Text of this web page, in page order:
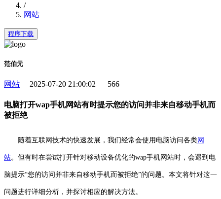
/
网站
程序下载
范伯元
网站 2025-07-20 21:00:02 566
电脑打开wap手机网站有时提示您的访问并非来自移动手机而
被拒绝
随着互联网技术的快速发展，我们经常会使用电脑访问各类网
站。但有时在尝试打开针对移动设备优化的wap手机网站时，会遇到电
脑提示“您的访问并非来自移动手机而被拒绝”的问题。本文将针对这一
问题进行详细分析，并探讨相应的解决方法。